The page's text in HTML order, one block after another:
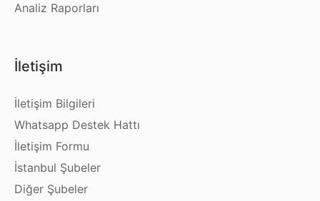
Analiz Raporları
İletişim
İletişim Bilgileri
Whatsapp Destek Hattı
İletişim Formu
İstanbul Şubeler
Diğer Şubeler